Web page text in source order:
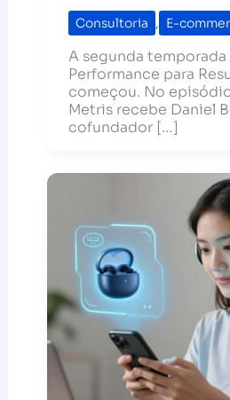
Consultoria , E-
A segunda
Performance para
começou. No
Metris recebe Daniel
cofundador […]